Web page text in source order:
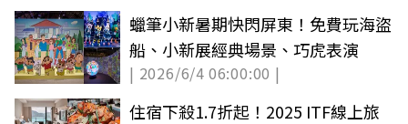
蠟筆小新暑期快閃屏東！免費玩海盜
船、小新展經典場景、巧虎表演
| 2026/6/4 06:00:00 |
住宿下殺1.7折起！2025 ITF線上旅